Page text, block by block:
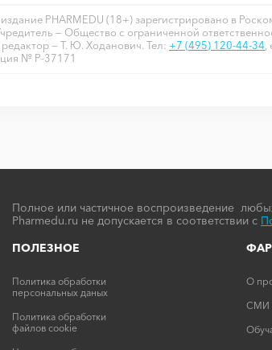
издание PHARMEDU (18+) зарегистрировано в
— Общество с ограниченной
— Т. Ю. Ходанович. Тел: +7 (495) 120-44-34
№ P-37171
Полное или частичное воспроизведение
Pharmedu.ru не допускается в соответствии с
ПОЛЕЗНОЕ
Политика обработки
персональных даных
Политика обработки
файлов cookie
О
СМИ